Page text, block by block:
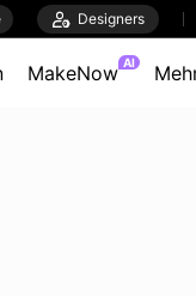
 Designers
MakeNow AI